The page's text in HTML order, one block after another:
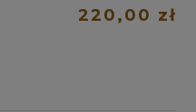
220,00 zł